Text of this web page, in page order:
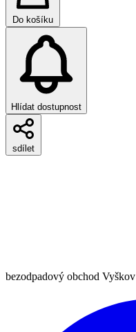
Do košíku
Hlídat dostupnost
sdílet
bezodpadový obchod Vyškov